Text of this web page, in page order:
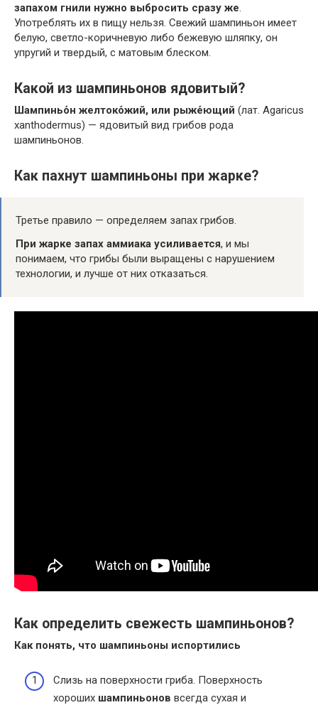
запахом гнили нужно выбросить сразу же.
Употреблять их в пищу нельзя. Свежий шампиньон имеет
белую, светло-коричневую либо бежевую шляпку, он
упругий и твердый, с матовым блеском.
Какой из шампиньонов ядовитый?
Шампиньо́н желтоко́жий, или рыже́ющий (лат. Agaricus
xanthodermus) — ядовитый вид грибов рода
шампиньонов.
Как пахнут шампиньоны при жарке?
Третье правило — определяем запах грибов.
При жарке запах аммиака усиливается, и мы
понимаем, что грибы были выращены с нарушением
технологии, и лучше от них отказаться.
Как определить свежесть шампиньонов?
Как понять, что шампиньоны испортились
Слизь на поверхности гриба. Поверхность
хороших шампиньонов всегда сухая и